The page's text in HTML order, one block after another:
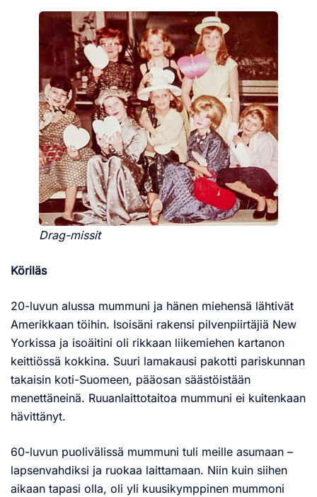
Drag-missit
Köriläs
20-luvun alussa mummuni ja hänen miehensä lähtivät
Amerikkaan töihin. Isoisäni rakensi pilvenpiirtäjiä New
Yorkissa ja isoäitini oli rikkaan liikemiehen kartanon
keittiössä kokkina. Suuri lamakausi pakotti pariskunnan
takaisin koti-Suomeen, pääosan säästöistään
menettäneinä. Ruuanlaittotaitoa mummuni ei kuitenkaan
hävittänyt.
60-luvun puolivälissä mummuni tuli meille asumaan –
lapsenvahdiksi ja ruokaa laittamaan. Niin kuin siihen
aikaan tapasi olla, oli yli kuusikymppinen mummoni